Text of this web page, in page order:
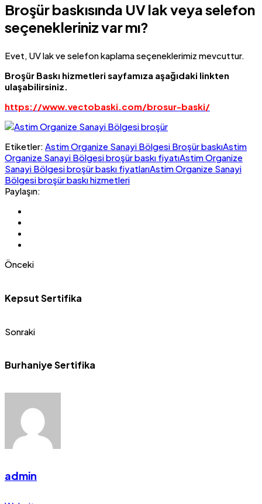
Broşür baskısında UV lak veya selefon
seçenekleriniz var mı?
Evet, UV lak ve selefon kaplama seçeneklerimiz mevcuttur.
Broşür Baskı hizmetleri sayfamıza aşağıdaki linkten
ulaşabilirsiniz.
https://www.vectobaski.com/brosur-baski/
Etiketler: Astim Organize Sanayi Bölgesi Broşür baskıAstim
Organize Sanayi Bölgesi broşür baskı fiyatıAstim Organize
Sanayi Bölgesi broşür baskı fiyatlarıAstim Organize Sanayi
Bölgesi broşür baskı hizmetleri
Paylaşın:
Önceki
Kepsut Sertifika
Sonraki
Burhaniye Sertifika
admin